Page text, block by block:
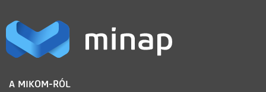
LÁBLÉC
A MIKOM-RÓL